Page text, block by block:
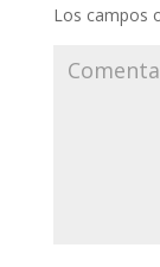
Los campos